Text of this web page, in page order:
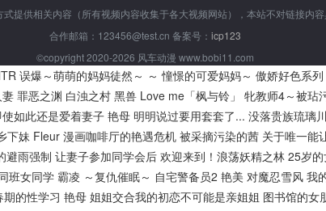
提供相关内容（所有视频内容收集于各大视频网站），本站不对链接内
合作邮箱：123456@test.cn 备案号： icp123
©copyright 2020-2026 风车动漫 www.bobi11.com
误爆～萌萌的妈妈徒然～ ～ 憧憬的可爱妈妈～ 傲娇好色系列
罪恶之渊 白浊之村 黑兽 Love me「枫与铃」 牝教师4～被玷
使如此还是爱着妻子 艳母 明明说过要用套套了... 没落贵族琉璃川
下妹 Fleur 漫画咖啡厅的艳遇危机 被采摘污染的茜 关于唯一能
避雨强制 让妻子参加同学会后 欢迎来到！浪荡妖精之林 25岁
班女同学 霸凌 ～复仇催眠～ 自宅警备员2 艳美 对魔忍雪风 我
期的性学习 艳母 姐姐交合我的初恋不可能是亲姐姐 图书馆的女